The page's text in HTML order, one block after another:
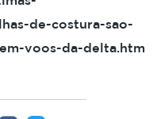
de-costura-sao-
voos-da-delta.htm